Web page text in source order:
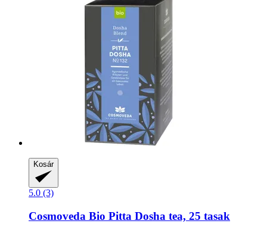
Kosár
5.0 (3)
Cosmoveda Bio Pitta Dosha tea, 25 tasak